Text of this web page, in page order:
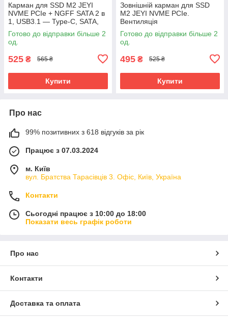
Карман для SSD M2 JEYI
NVME PCIe + NGFF SATA 2 в
1, USB3.1 — Type-C, SATA,
PCIe
Готово до відправки більше 2
од.
525 ₴ 565 ₴
Купити
Зовнішній карман для SSD
M2 JEYI NVME PCIe.
Вентиляція
Готово до відправки більше 2
од.
495 ₴ 525 ₴
Купити
Про нас
99% позитивних з 618 відгуків за рік
Працює з 07.03.2024
м. Київ
вул. Братства Тарасівців 3. Офіс, Київ, Україна
Контакти
Сьогодні працює з 10:00 до 18:00
Показати весь графік роботи
Про нас
Контакти
Доставка та оплата